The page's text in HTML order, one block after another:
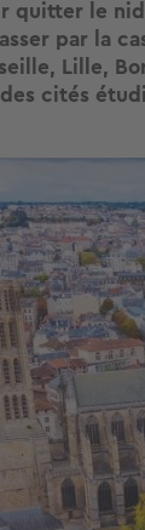
quitter le
par la
Lille,
cités